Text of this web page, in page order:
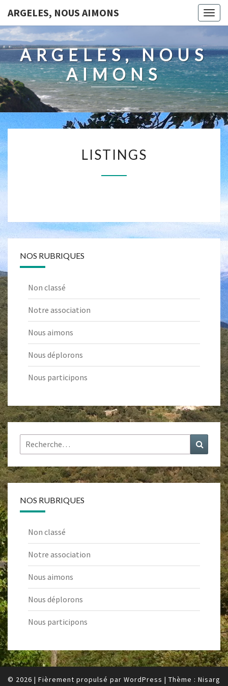
ARGELES, NOUS AIMONS
ARGELES, NOUS
AIMONS
LISTINGS
NOS RUBRIQUES
Non classé
Notre association
Nous aimons
Nous déplorons
Nous participons
Rechercher :
NOS RUBRIQUES
Non classé
Notre association
Nous aimons
Nous déplorons
Nous participons
© 2026 | Fièrement propulsé par WordPress | Thème : Nisarg